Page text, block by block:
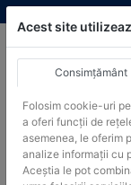
Skip
to
ACHIZITII
Produsele
Products
search
Acest site
Consimțământ
Folosim cookie-uri
a oferi funcții de
asemenea, le oferim
analize informații cu
Aceștia le pot